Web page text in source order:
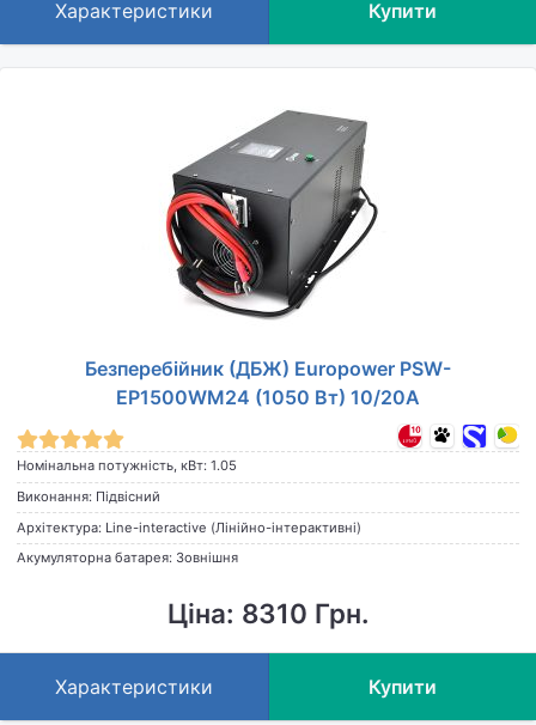
Характеристики Купити
Безперебійник (ДБЖ) Europower PSW-
EP1500WM24 (1050 Вт) 10/20А
Номінальна потужність, кВт: 1.05
Виконання: Підвісний
Архітектура: Line-interactive (Лінійно-інтерактивні)
Акумуляторна батарея: Зовнішня
Ціна: 8310 Грн.
Характеристики Купити